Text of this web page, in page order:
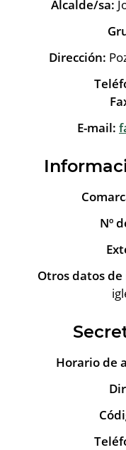
Alcalde/sa:
Dirección:
E-mail:
Nº
Otros datos
Horario de